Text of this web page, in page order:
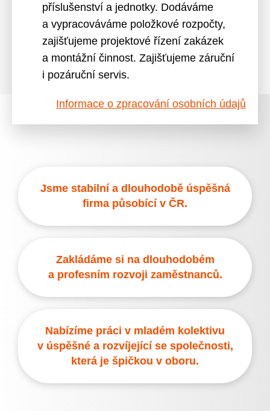
příslušenství a jednotky. Dodáváme
a vypracováváme položkové rozpočty,
zajišťujeme projektové řízení zakázek
a montážní činnost. Zajišťujeme záruční
i pozáruční servis.
Informace o zpracování osobních údajů
Jsme stabilní a dlouhodobě úspěšná
firma působící v ČR.
Zakládáme si na dlouhodobém
a profesním rozvoji zaměstnanců.
Nabízíme práci v mladém kolektivu
v úspěšné a rozvíjející se společnosti,
která je špičkou v oboru.